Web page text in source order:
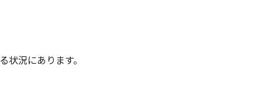
況にあります。